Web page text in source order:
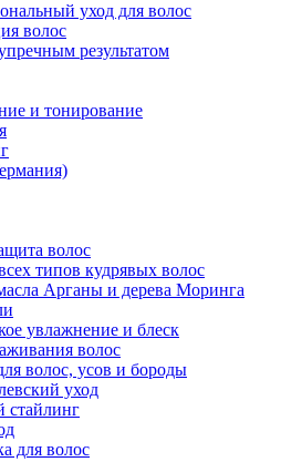
уход для волос
волос
результатом
и тонирование
волос
типов кудрявых волос
Арганы и дерева Моринга
увлажнение и блеск
волос
волос, усов и бороды
уход
для волос